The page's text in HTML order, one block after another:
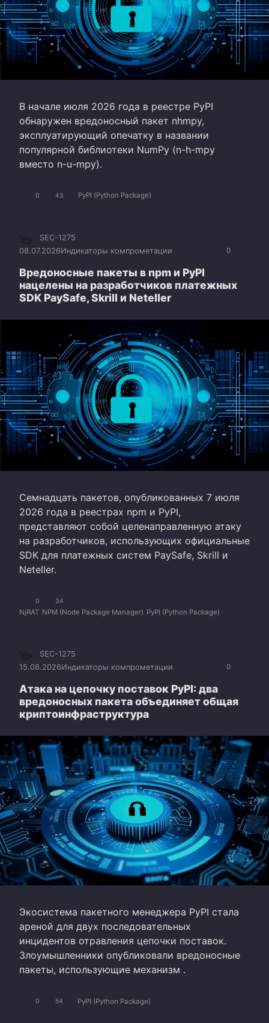
В начале июля 2026 года в реестре PyPI
обнаружен вредоносный пакет nhmpy,
эксплуатирующий опечатку в названии
популярной библиотеки NumPy (n-h-mpy
вместо n-u-mpy).
0 43 PyPI (Python Package)
0
SEC-1275
08.07.2026Индикаторы компрометации
Вредоносные пакеты в npm и PyPI
нацелены на разработчиков платежных
SDK PaySafe, Skrill и Neteller
Семнадцать пакетов, опубликованных 7 июля
2026 года в реестрах npm и PyPI,
представляют собой целенаправленную атаку
на разработчиков, использующих официальные
SDK для платежных систем PaySafe, Skrill и
Neteller.
0 34
NjRAT NPM (Node Package Manager) PyPI (Python Package)
0
SEC-1275
15.06.2026Индикаторы компрометации
Атака на цепочку поставок PyPI: два
вредоносных пакета объединяет общая
криптоинфраструктура
Экосистема пакетного менеджера PyPI стала
ареной для двух последовательных
инцидентов отравления цепочки поставок.
Злоумышленники опубликовали вредоносные
пакеты, использующие механизм .
0 54 PyPI (Python Package)